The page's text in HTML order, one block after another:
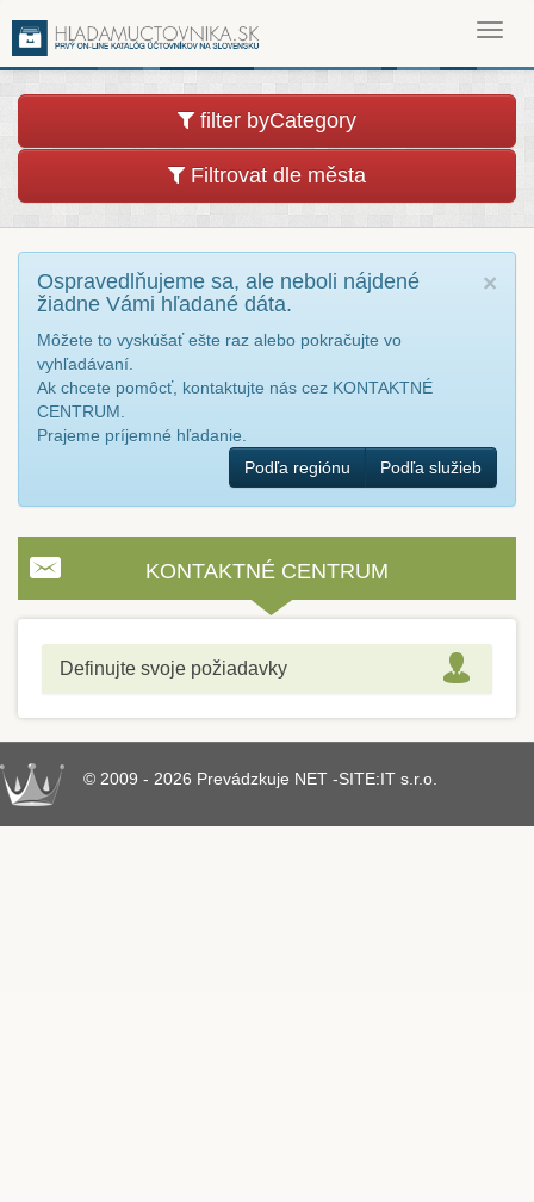
filter byCategory
Filtrovat dle města
×
Ospravedlňujeme sa, ale neboli nájdené
žiadne Vámi hľadané dáta.
Môžete to vyskúšať ešte raz alebo pokračujte vo
vyhľadávaní.
Ak chcete pomôcť, kontaktujte nás cez KONTAKTNÉ
CENTRUM.
Prajeme príjemné hľadanie.
Podľa regiónu
Podľa služieb
KONTAKTNÉ CENTRUM
Definujte svoje požiadavky
© 2009 - 2026 Prevádzkuje NET -SITE:IT s.r.o.